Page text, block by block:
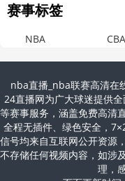
赛事标签
NBA CBA
nba直播_nba联赛高清在
24直播网为广大球迷提供
等赛事服务，涵盖免费高清
全程无插件、绿色安全，
信号均来自互联网公开资源
不存储任何视频内容，如涉
理，